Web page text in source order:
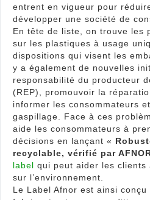
entrent en vigueur pour
développer une société de
En tête de liste, on trouve les
sur les plastiques à usage
dispositions qui visent les
y a également de nouvelles
responsabilité du producteur
(REP), promouvoir la
informer les consommateurs
gaspillage. Face à ces
aide les consommateurs à
décisions en lançant «
recyclable, vérifié par
label qui peut aider les clients
sur l’environnement.
Le Label Afnor est ainsi